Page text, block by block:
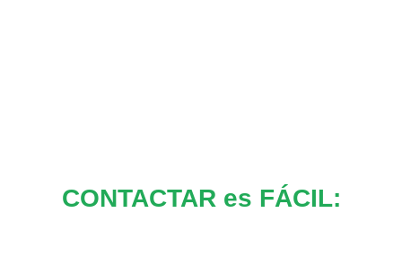
CONTACTAR es FÁCIL: